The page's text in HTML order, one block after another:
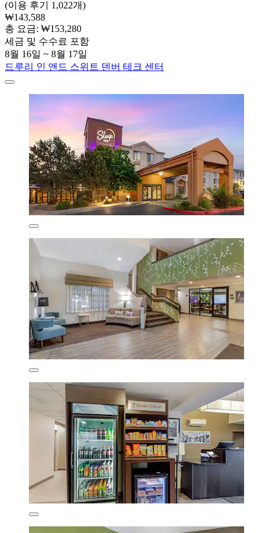
(이용 후기 1,022개)
₩143,588
총 요금: ₩153,280
세금 및 수수료 포함
8월 16일 ~ 8월 17일
드루리 인 앤드 스위트 덴버 테크 센터